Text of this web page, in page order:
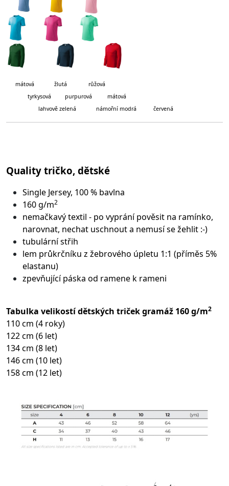
mátová
žlutá růžová
tyrkysová purpurová mátová
lahvově zelená námořní modrá červená
Quality tričko, dětské
Single Jersey, 100 % bavlna
160 g/m2
nemačkavý textil - po vyprání pověsit na ramínko,
narovnat, nechat uschnout a nemusí se žehlit :-)
tubulární střih
lem průkrčníku z žebrového úpletu 1:1 (příměs 5%
elastanu)
zpevňující páska od ramene k rameni
Tabulka velikostí dětských triček gramáž 160 g/m2
110 cm (4 roky)
122 cm (6 let)
134 cm (8 let)
146 cm (10 let)
158 cm (12 let)